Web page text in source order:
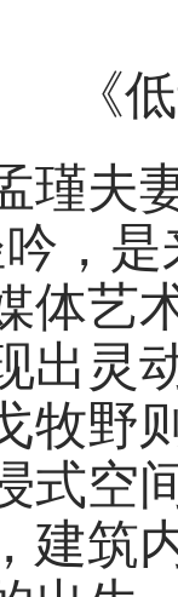
《
夫妻
，
体艺
出灵
牧野
式空
建筑